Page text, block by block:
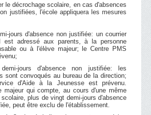
le décrochage scolaire, en cas d'absences
justifiées, l'école appliquera les mesures
jours d'absence non justifiée: un courrier
est adressé aux parents, à la personne
ou à l'élève majeur; le Centre PMS
jours d'absence non justifiée: les
sont convoqués au bureau de la direction;
d'Aide à la Jeunesse est prévenu.
majeur qui compte, au cours d'une même
scolaire, plus de vingt demi-jours d'absence
peut être exclu de l'établissement.